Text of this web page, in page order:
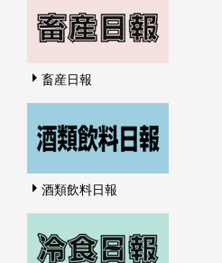
畜産日報
酒類飲料日報